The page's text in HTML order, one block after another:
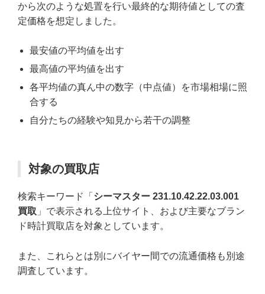
から次のような処置を行い最終的な期待値としての査
定価格を想定しました。
最安値の平均値を出す
最高値の平均値を出す
各平均値の真ん中の数字（中点値）を市場相場に照
合する
自分たちの経験や知見から若干の調整
対象の買取店
検索キーワード「 シーマスター 231.10.42.22.03.001
買取 」で表示される上位サイト、および主要なブラン
ド時計買取店を対象としています。
また、これらとは別にバイヤー間での流通価格も別途
調査しています。